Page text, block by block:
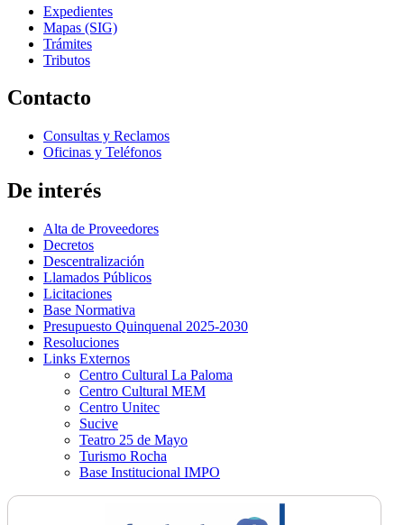
Expedientes
Mapas (SIG)
Trámites
Tributos
Contacto
Consultas y Reclamos
Oficinas y Teléfonos
De interés
Alta de Proveedores
Decretos
Descentralización
Llamados Públicos
Licitaciones
Base Normativa
Presupuesto Quinquenal 2025-2030
Resoluciones
Links Externos
Centro Cultural La Paloma
Centro Cultural MEM
Centro Unitec
Sucive
Teatro 25 de Mayo
Turismo Rocha
Base Institucional IMPO